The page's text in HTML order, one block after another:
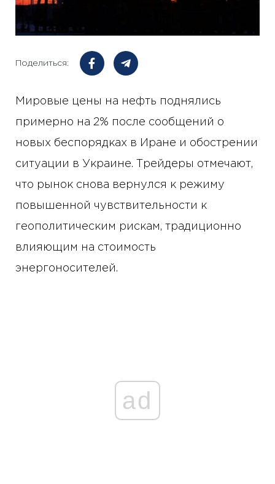
Поделиться:
Мировые цены на нефть поднялись
примерно на 2% после сообщений о
новых беспорядках в Иране и обострении
ситуации в Украине. Трейдеры отмечают,
что рынок снова вернулся к режиму
повышенной чувствительности к
геополитическим рискам, традиционно
влияющим на стоимость
энергоносителей.
ad